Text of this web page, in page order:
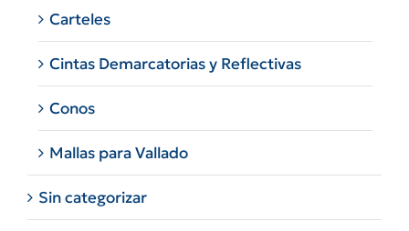
Carteles
Cintas Demarcatorias y Reflectivas
Conos
Mallas para Vallado
Sin categorizar